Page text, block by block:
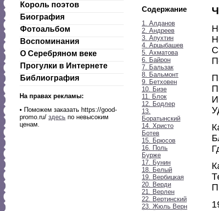
Король поэтов
Биография
Фотоальбом
Воспоминания
О Серебряном веке
Прогулки в Интернете
Библиография
На правах рекламы:
• Поможем заказать https://good-
promo.ru/ здесь по невысоким
ценам.
Содержание
1. Алданов
2. Андреев
3. Апухтин
4. Арцыбашев
5. Ахматова
6. Байрон
7. Бальзак
8. Бальмонт
9. Бетховен
10. Бизе
11. Блок
12. Бодлер
13.
Боратынский
14. Христо
Ботев
15. Брюсов
16. Поль
Бурже
17. Бунин
18. Белый
19. Вербицкая
20. Верди
21. Верлен
22. Вертинский
23. Жюль Верн